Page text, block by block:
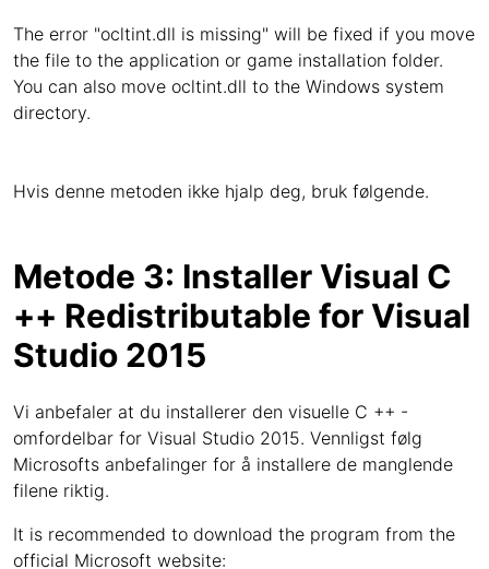
The error "ocltint.dll is missing" will be fixed if you move
the file to the application or game installation folder.
You can also move ocltint.dll to the Windows system
directory.
Hvis denne metoden ikke hjalp deg, bruk følgende.
Metode 3: Installer Visual C
++ Redistributable for Visual
Studio 2015
Vi anbefaler at du installerer den visuelle C ++ -
omfordelbar for Visual Studio 2015. Vennligst følg
Microsofts anbefalinger for å installere de manglende
filene riktig.
It is recommended to download the program from the
official Microsoft website: